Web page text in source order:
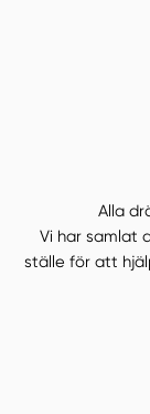
Alla
Vi har samlat
ställe för att